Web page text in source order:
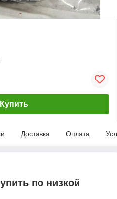
Купить
Доставка Оплата
по низкой